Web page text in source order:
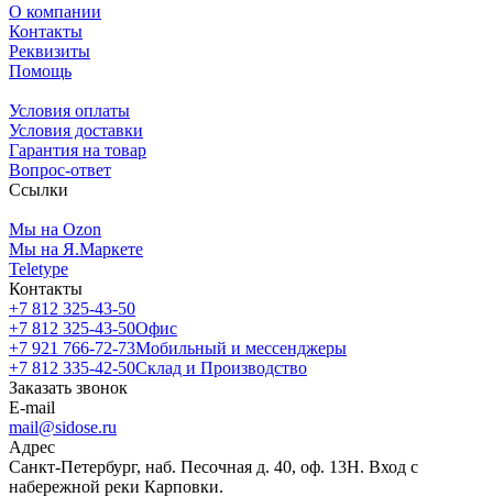
О компании
Контакты
Реквизиты
Помощь
Условия оплаты
Условия доставки
Гарантия на товар
Вопрос-ответ
Ссылки
Мы на Ozon
Мы на Я.Маркете
Teletype
Контакты
+7 812 325-43-50
+7 812 325-43-50Офис
+7 921 766-72-73Мобильный и мессенджеры
+7 812 335-42-50Склад и Производство
Заказать звонок
E-mail
mail@sidose.ru
Адрес
Санкт-Петербург, наб. Песочная д. 40, оф. 13Н. Вход с
набережной реки Карповки.